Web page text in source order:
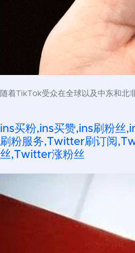
随着TikTok受众在全球以及中东和北
ins买粉,ins买赞,ins刷粉丝
刷粉服务,Twitter刷订阅
丝,Twitter涨粉丝